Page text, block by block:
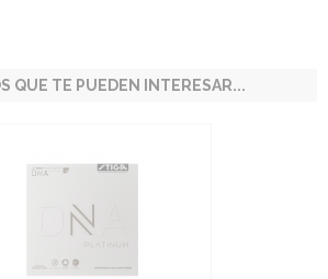
QUE TE PUEDEN INTERESAR...